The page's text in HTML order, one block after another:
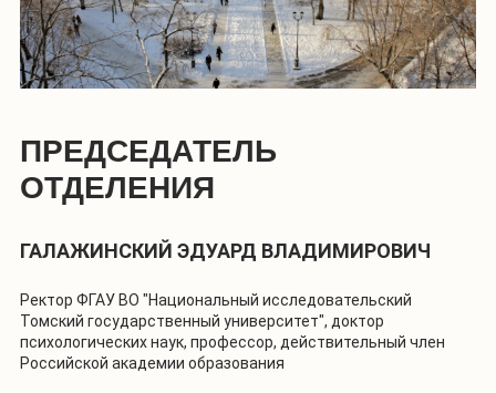
ПРЕДСЕДАТЕЛЬ
ОТДЕЛЕНИЯ
ГАЛАЖИНСКИЙ ЭДУАРД ВЛАДИМИРОВИЧ
Ректор ФГАУ ВО "Национальный исследовательский
Томский государственный университет", доктор
психологических наук, профессор, действительный член
Российской академии образования